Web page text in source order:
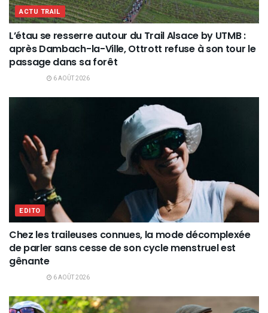
ACTU TRAIL
L’étau se resserre autour du Trail Alsace by UTMB :
après Dambach-la-Ville, Ottrott refuse à son tour le
passage dans sa forêt
6 AOÛT 2026
EDITO
Chez les traileuses connues, la mode décomplexée
de parler sans cesse de son cycle menstruel est
gênante
6 AOÛT 2026